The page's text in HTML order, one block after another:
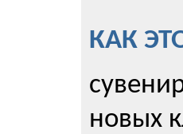
КАК
новых